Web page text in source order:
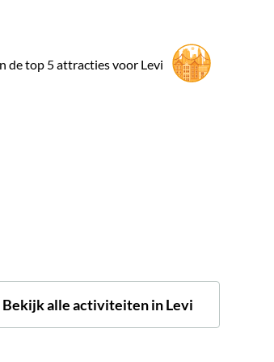
de top 5 attracties voor Levi
Bekijk alle activiteiten in Levi